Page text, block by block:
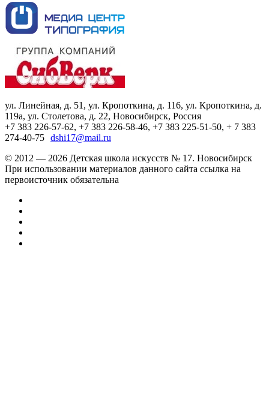
ул. Линейная, д. 51, ул. Кропоткина, д. 116, ул. Кропоткина, д.
119а, ул. Столетова, д. 22, Новосибирск, Россия
+7 383 226-57-62, +7 383 226-58-46, +7 383 225-51-50, + 7 383
274-40-75 dshi17@mail.ru
© 2012 — 2026 Детская школа искусств № 17. Новосибирск
При использовании материалов данного сайта ссылка на
первоисточник обязательна